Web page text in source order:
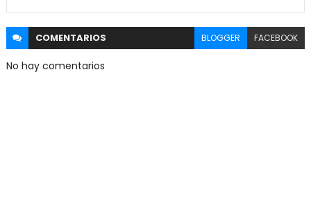
COMENTARIOS BLOGGER FACEBOOK
No hay comentarios